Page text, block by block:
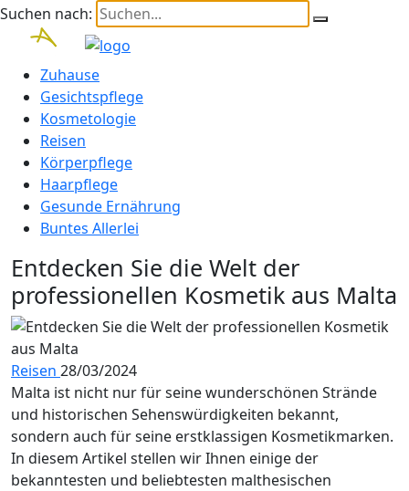
Suchen nach:
Zuhause
Gesichtspflege
Kosmetologie
Reisen
Körperpflege
Haarpflege
Gesunde Ernährung
Buntes Allerlei
Entdecken Sie die Welt der
professionellen Kosmetik aus Malta
Reisen 28/03/2024
Malta ist nicht nur für seine wunderschönen Strände
und historischen Sehenswürdigkeiten bekannt,
sondern auch für seine erstklassigen Kosmetikmarken.
In diesem Artikel stellen wir Ihnen einige der
bekanntesten und beliebtesten malthesischen